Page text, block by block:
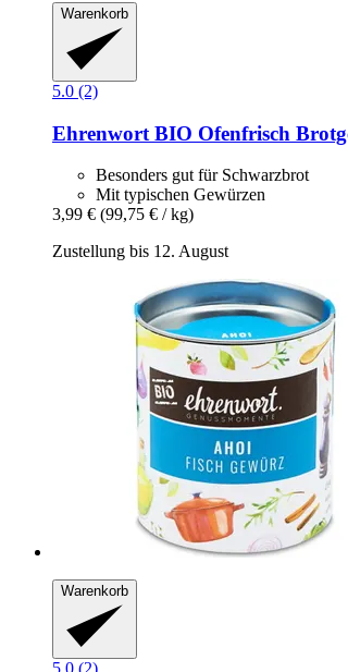
Warenkorb
5.0 (2)
Ehrenwort BIO Ofenfrisch
Besonders gut für Schwarzbrot
Mit typischen Gewürzen
3,99 € (99,75 € / kg)
Zustellung bis 12. August
Warenkorb
5.0 (2)